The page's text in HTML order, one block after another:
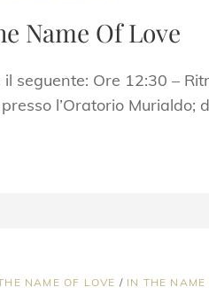
Name Of Love
seguente: Ore 12:30 –
l’Oratorio Murialdo;
NAME OF LOVE / IN THE NAME